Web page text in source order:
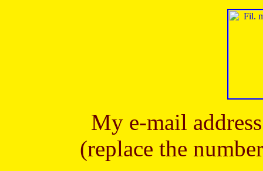
My e-mail
(replace the